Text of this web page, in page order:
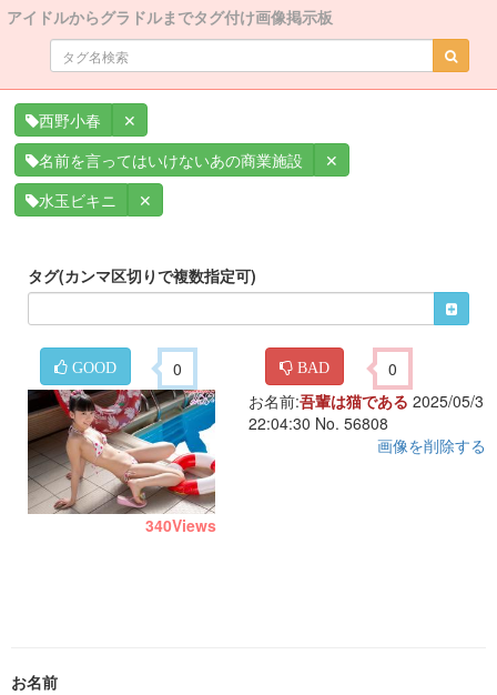
アイドルからグラドルまでタグ付け画像掲示板
西野小春 ✕
名前を言ってはいけないあの商業施設 ✕
水玉ビキニ ✕
タグ(カンマ区切りで複数指定可)
GOOD 0 BAD 0
340Views
お名前:吾輩は猫である 2025/05/3
22:04:30 No. 56808
画像を削除する
お名前